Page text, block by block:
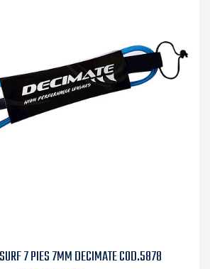
7 PIES 7MM DECIMATE COD.5878